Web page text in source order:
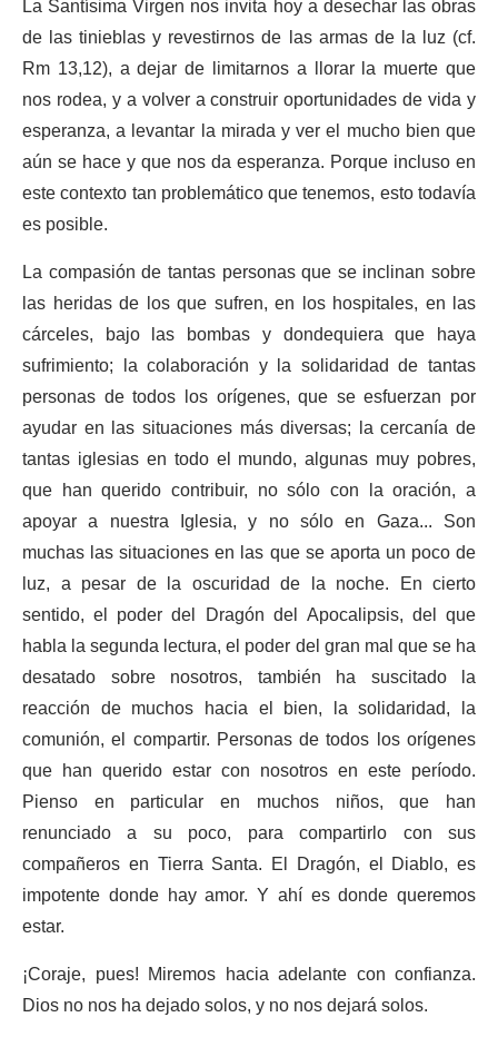
de las tinieblas y revestirnos de las armas de la luz (cf.
Rm 13,12), a dejar de limitarnos a llorar la muerte que
nos rodea, y a volver a construir oportunidades de vida y
esperanza, a levantar la mirada y ver el mucho bien que
aún se hace y que nos da esperanza. Porque incluso en
este contexto tan problemático que tenemos, esto todavía
es posible.
La compasión de tantas personas que se inclinan sobre
las heridas de los que sufren, en los hospitales, en las
cárceles, bajo las bombas y dondequiera que haya
sufrimiento; la colaboración y la solidaridad de tantas
personas de todos los orígenes, que se esfuerzan por
ayudar en las situaciones más diversas; la cercanía de
tantas iglesias en todo el mundo, algunas muy pobres,
que han querido contribuir, no sólo con la oración, a
apoyar a nuestra Iglesia, y no sólo en Gaza... Son
muchas las situaciones en las que se aporta un poco de
luz, a pesar de la oscuridad de la noche. En cierto
sentido, el poder del Dragón del Apocalipsis, del que
habla la segunda lectura, el poder del gran mal que se ha
desatado sobre nosotros, también ha suscitado la
reacción de muchos hacia el bien, la solidaridad, la
comunión, el compartir. Personas de todos los orígenes
que han querido estar con nosotros en este período.
Pienso en particular en muchos niños, que han
renunciado a su poco, para compartirlo con sus
compañeros en Tierra Santa. El Dragón, el Diablo, es
impotente donde hay amor. Y ahí es donde queremos
estar.
¡Coraje, pues! Miremos hacia adelante con confianza.
Dios no nos ha dejado solos, y no nos dejará solos.